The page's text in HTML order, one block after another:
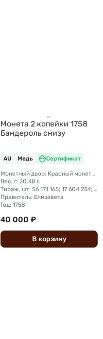
Монета 2 копейки 1758
Бандероль снизу
AU Медь Сертификат
Монетный двор: Красный монетный двор (Москва) (?)
Вес, г: 20.48 г.
Тираж, шт: 56 171 165; 17 604 254; 20 620 300; 6 426 090
Правитель: Елизавета
Год: 1758
40 000 ₽
В корзину